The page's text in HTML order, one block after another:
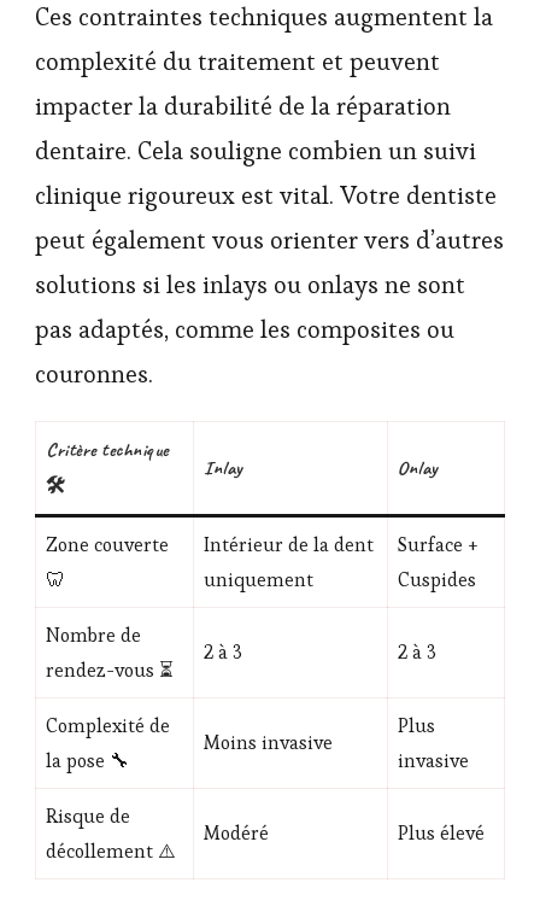
Ces contraintes techniques augmentent la
complexité du traitement et peuvent
impacter la durabilité de la réparation
dentaire. Cela souligne combien un suivi
clinique rigoureux est vital. Votre dentiste
peut également vous orienter vers d’autres
solutions si les inlays ou onlays ne sont
pas adaptés, comme les composites ou
couronnes.
Critère technique
🛠
Inlay Onlay
Zone couverte
🦷
Intérieur de la dent
uniquement
Surface +
Cuspides
Nombre de
rendez-vous ⏳
2 à 3 2 à 3
Complexité de
la pose 🔧
Moins invasive
Plus
invasive
Risque de
décollement ⚠️
Modéré Plus élevé